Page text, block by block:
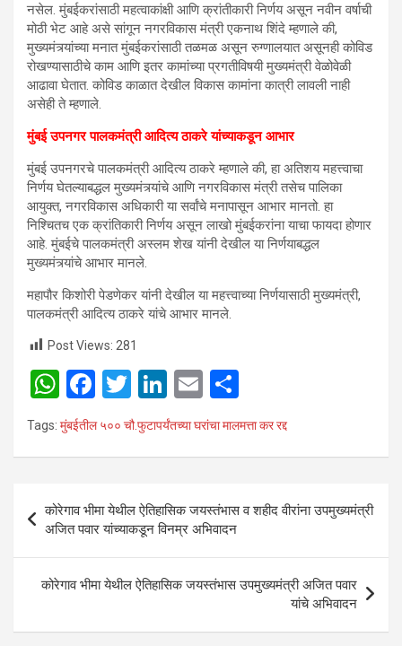
नसेल. मुंबईकरांसाठी महत्वाकांक्षी आणि क्रांतीकारी निर्णय असून नवीन वर्षाची
मोठी भेट आहे असे सांगून नगरविकास मंत्री एकनाथ शिंदे म्हणाले की,
मुख्यमंत्र्यांच्या मनात मुंबईकरांसाठी तळमळ असून रुग्णालयात असूनही कोविड
रोखण्यासाठीचे काम आणि इतर कामांच्या प्रगतीविषयी मुख्यमंत्री वेळोवेळी
आढावा घेतात. कोविड काळात देखील विकास कामांना कात्री लावली नाही
असेही ते म्हणाले.
मुंबई उपनगर पालकमंत्री आदित्य ठाकरे यांच्याकडून आभार
मुंबई उपनगरचे पालकमंत्री आदित्य ठाकरे म्हणाले की, हा अतिशय महत्त्वाचा
निर्णय घेतल्याबद्धल मुख्यमंत्र्यांचे आणि नगरविकास मंत्री तसेच पालिका
आयुक्त, नगरविकास अधिकारी या सर्वांचे मनापासून आभार मानतो. हा
निश्चितच एक क्रांतिकारी निर्णय असून लाखो मुंबईकरांना याचा फायदा होणार
आहे. मुंबईचे पालकमंत्री अस्लम शेख यांनी देखील या निर्णयाबद्धल
मुख्यमंत्र्यांचे आभार मानले.
महापौर किशोरी पेडणेकर यांनी देखील या महत्त्वाच्या निर्णयासाठी मुख्यमंत्री,
पालकमंत्री आदित्य ठाकरे यांचे आभार मानले.
Post Views: 281
W
h
at
A
p
p
F
a
ce
o
o
k
T
wi
tt
Li
n
ke
n
E
m
ail
h
ar
Tags: मुंबईतील ५०० चौ.फुटापर्यंतच्या घरांचा मालमत्ता कर रद्द
Post
navigation
कोरेगाव भीमा येथील ऐतिहासिक जयस्तंभास व शहीद वीरांना उपमुख्यमंत्री
अजित पवार यांच्याकडून विनम्र अभिवादन
कोरेगाव भीमा येथील ऐतिहासिक जयस्तंभास उपमुख्यमंत्री अजित पवार
यांचे अभिवादन